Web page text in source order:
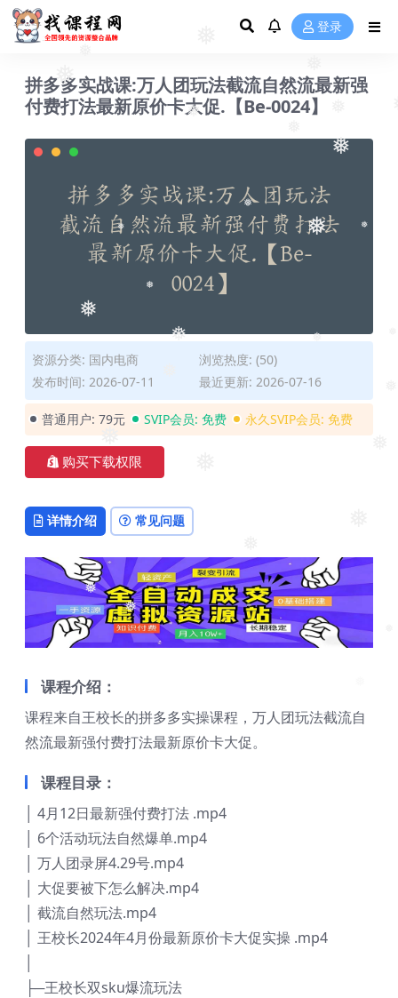
❅
❅
❅
❅
❅
❅
❅
❅
❅
❅
❅
❅
❅
❅
❅
❅
登录
拼多多实战课:万人团玩法截流自然流最新强
付费打法最新原价卡大促.【Be-0024】
资源分类: 国内电商
浏览热度: (50)
发布时间: 2026-07-11
最近更新: 2026-07-16
普通用户: 79元 SVIP会员: 免费 永久SVIP会员: 免费
购买下载权限
详情介绍 常见问题
课程介绍：
课程来自王校长的拼多多实操课程，万人团玩法截流自
然流最新强付费打法最新原价卡大促。
课程目录：
│ 4月12日最新强付费打法 .mp4
│ 6个活动玩法自然爆单.mp4
│ 万人团录屏4.29号.mp4
│ 大促要被下怎么解决.mp4
│ 截流自然玩法.mp4
│ 王校长2024年4月份最新原价卡大促实操 .mp4
├─王校长双sku爆流玩法